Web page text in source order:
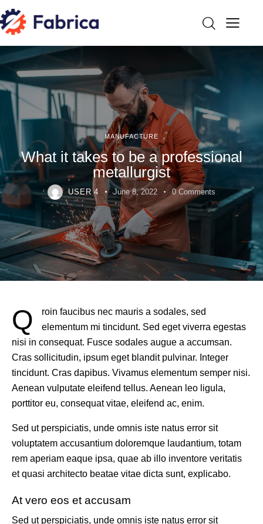
MANUFACTURE
What it takes to be a professional
metallurgist
USER 4 June 8, 2022 0 Comments
Q
roin faucibus nec mauris a sodales, sed
elementum mi tincidunt. Sed eget viverra egestas
nisi in consequat. Fusce sodales augue a accumsan.
Cras sollicitudin, ipsum eget blandit pulvinar. Integer
tincidunt. Cras dapibus. Vivamus elementum semper nisi.
Aenean vulputate eleifend tellus. Aenean leo ligula,
porttitor eu, consequat vitae, eleifend ac, enim.
Sed ut perspiciatis, unde omnis iste natus error sit
voluptatem accusantium doloremque laudantium, totam
rem aperiam eaque ipsa, quae ab illo inventore veritatis
et quasi architecto beatae vitae dicta sunt, explicabo.
At vero eos et accusam
Sed ut perspiciatis, unde omnis iste natus error sit